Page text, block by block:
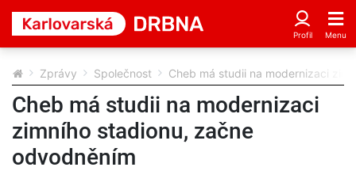
Zprávy Společnost Cheb má studii na modernizaci
Cheb má studii na modernizaci
zimního stadionu, začne
odvodněním